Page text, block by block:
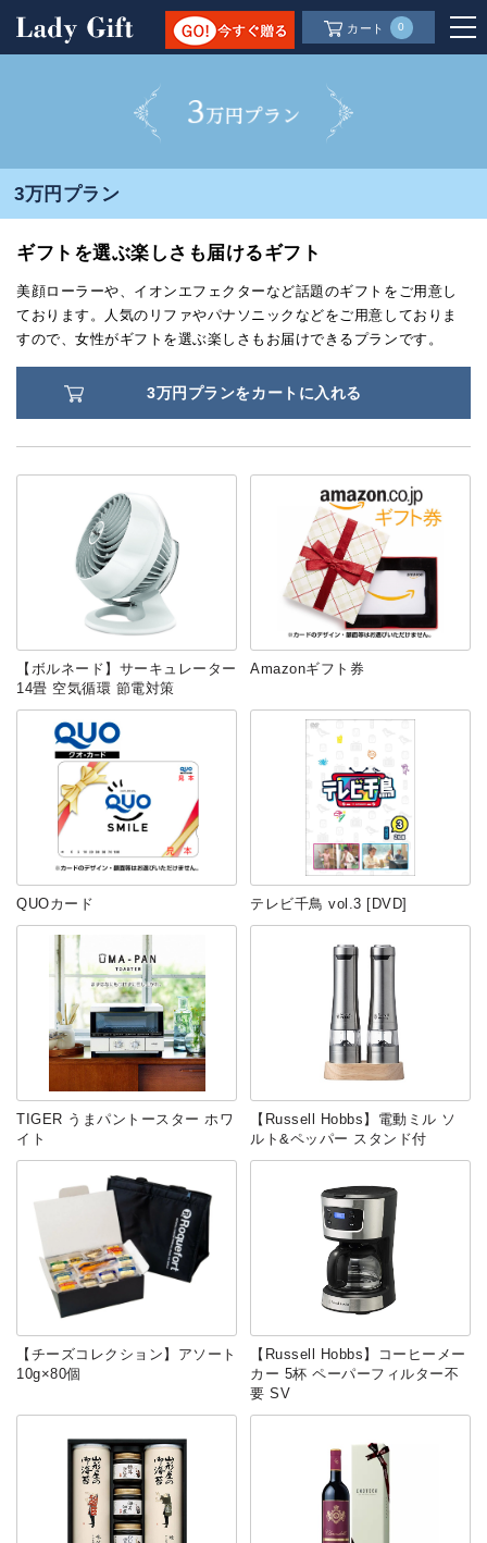
カート 0
3万円プラン
ギフトを選ぶ楽しさも届けるギフト
美顔ローラーや、イオンエフェクターなど話題のギフトをご用意し
ております。人気のリファやパナソニックなどをご用意しておりま
すので、女性がギフトを選ぶ楽しさもお届けできるプランです。
3万円プランをカートに入れる
【ボルネード】サーキュレーター
14畳 空気循環 節電対策
Amazonギフト券
QUOカード テレビ千鳥 vol.3 [DVD]
TIGER うまパントースター ホワ
イト
【Russell Hobbs】電動ミル ソ
ルト&ペッパー スタンド付
【チーズコレクション】アソート
10g×80個
【Russell Hobbs】コーヒーメー
カー 5杯 ペーパーフィルター不
要 SV